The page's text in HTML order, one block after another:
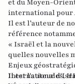
et du Moyen-
international pour
Il est l’auteur de
référence
« Israël et la
quelles nouvelles
Enjeux
Internationales,
Il est l'auteur